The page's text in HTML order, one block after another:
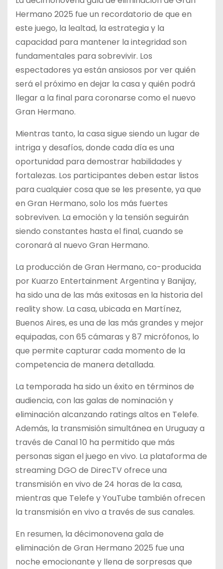
Hermano 2025 fue un recordatorio de que en
este juego, la lealtad, la estrategia y la
capacidad para mantener la integridad son
fundamentales para sobrevivir. Los
espectadores ya están ansiosos por ver quién
será el próximo en dejar la casa y quién podrá
llegar a la final para coronarse como el nuevo
Gran Hermano.
Mientras tanto, la casa sigue siendo un lugar de
intriga y desafíos, donde cada día es una
oportunidad para demostrar habilidades y
fortalezas. Los participantes deben estar listos
para cualquier cosa que se les presente, ya que
en Gran Hermano, solo los más fuertes
sobreviven. La emoción y la tensión seguirán
siendo constantes hasta el final, cuando se
coronará al nuevo Gran Hermano.
La producción de Gran Hermano, co-producida
por Kuarzo Entertainment Argentina y Banijay,
ha sido una de las más exitosas en la historia del
reality show. La casa, ubicada en Martínez,
Buenos Aires, es una de las más grandes y mejor
equipadas, con 65 cámaras y 87 micrófonos, lo
que permite capturar cada momento de la
competencia de manera detallada.
La temporada ha sido un éxito en términos de
audiencia, con las galas de nominación y
eliminación alcanzando ratings altos en Telefe.
Además, la transmisión simultánea en Uruguay a
través de Canal 10 ha permitido que más
personas sigan el juego en vivo. La plataforma de
streaming DGO de DirecTV ofrece una
transmisión en vivo de 24 horas de la casa,
mientras que Telefe y YouTube también ofrecen
la transmisión en vivo a través de sus canales.
En resumen, la décimonovena gala de
eliminación de Gran Hermano 2025 fue una
noche emocionante y llena de sorpresas que